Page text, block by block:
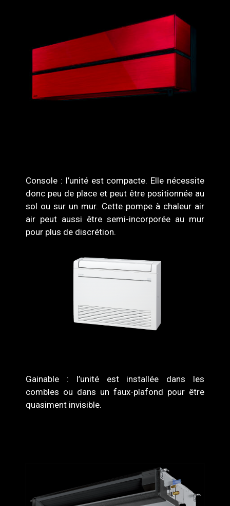
Console : l’unité est compacte. Elle nécessite
donc peu de place et peut être positionnée au
sol ou sur un mur. Cette pompe à chaleur air
air peut aussi être semi-incorporée au mur
pour plus de discrétion.
Gainable : l’unité est installée dans les
combles ou dans un faux-plafond pour être
quasiment invisible.